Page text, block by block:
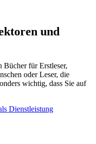
und
Bücher für Erstleser,
oder Leser, die
wichtig, dass Sie auf
Dienstleistung